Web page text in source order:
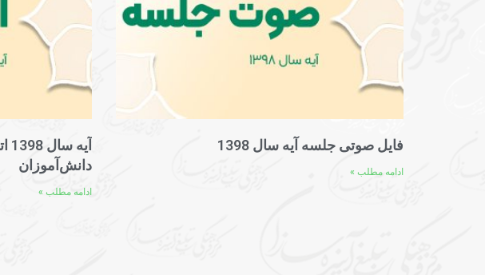
فایل صوتی جلسه آیه سال 1398
ادامه مطلب »
دانش‌آموزان
ادامه مطلب »